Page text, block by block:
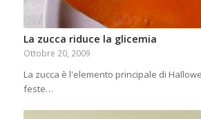
La zucca riduce la glicemia
Ottobre 20, 2009
La zucca è l'elemento principale di
feste…